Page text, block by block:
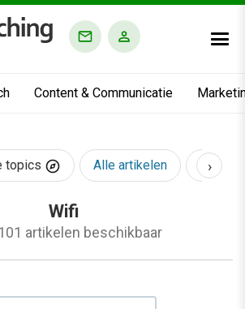
Content & Communicatie
topics Alle artikelen AI &
›
Wifi
artikelen beschikbaar